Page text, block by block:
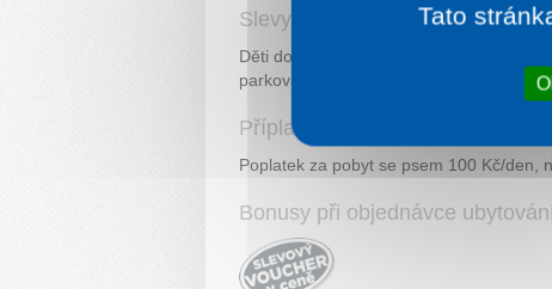
Slevy
Děti do 3 let zdarma. Bezplatné
parkování v areálu penzionu zdarma,
Příplatky
Poplatek za pobyt se psem 100 Kč/den,
Bonusy při objednávce
Tato